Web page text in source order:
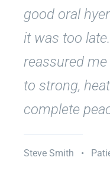
good oral
it was too
reassured
to strong,
complete
Steve Smith •